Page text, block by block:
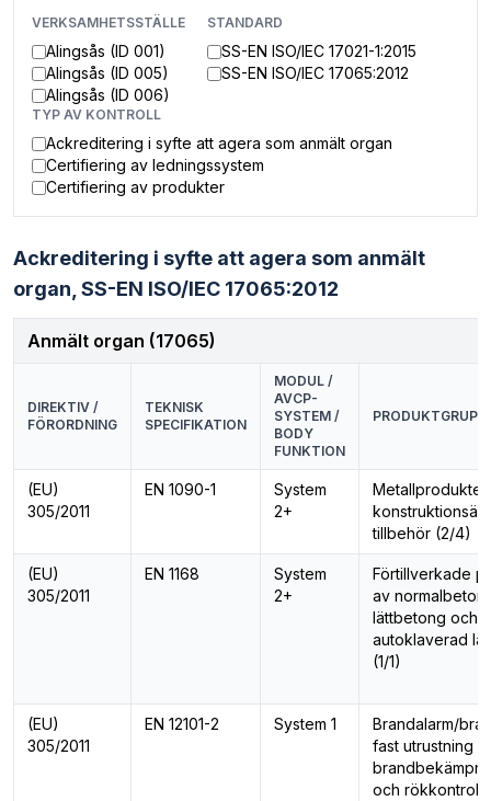
VERKSAMHETSSTÄLLE
Alingsås (ID 001)
Alingsås (ID 005)
Alingsås (ID 006)
STANDARD
SS-EN ISO/IEC 17021-1:2015
SS-EN ISO/IEC 17065:2012
TYP AV KONTROLL
Ackreditering i syfte att agera som anmält organ
Certifiering av ledningssystem
Certifiering av produkter
Ackreditering i syfte att agera som anmält
organ, SS-EN ISO/IEC 17065:2012
Anmält organ (17065)
DIREKTIV /
FÖRORDNING
TEKNISK
SPECIFIKATION
MODUL /
AVCP-
SYSTEM /
BODY
FUNKTION
PRODUKTGRUPP
(EU)
305/2011
EN 1090-1
System
2+
tillbehör (2/4)
(EU)
305/2011
EN 1168
System
2+
Förtillverkade
av
lättbetong och
autoklaverad
(1/1)
(EU)
305/2011
EN 12101-2 System 1
Brandalarm/
fast utrustning
och rökkontroll